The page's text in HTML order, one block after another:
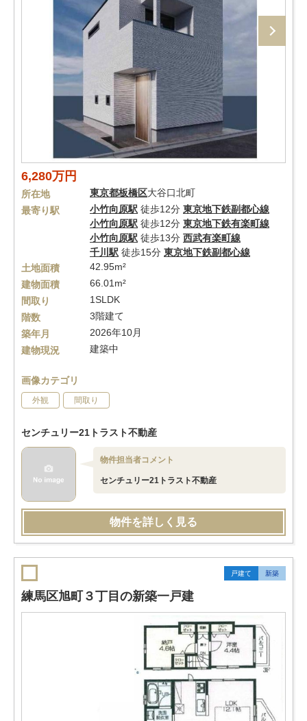
6,280万円
所在地 東京都板橋区大谷口北町
最寄り駅
小竹向原駅 徒歩12分 東京地下鉄副都心線
小竹向原駅 徒歩12分 東京地下鉄有楽町線
小竹向原駅 徒歩13分 西武有楽町線
千川駅 徒歩15分 東京地下鉄副都心線
土地面積
42.95m²
建物面積
66.01m²
間取り
1SLDK
階数
3階建て
築年月
2026年10月
建物現況
建築中
画像カテゴリ
外観 間取り
センチュリー21トラスト不動産
物件担当者コメント
センチュリー21トラスト不動産
物件を詳しく見る
戸建て 新築
練馬区旭町３丁目の新築一戸建